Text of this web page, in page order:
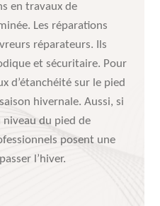
en travaux de
Les réparations
réparateurs. Ils
et sécuritaire. Pour
d’étanchéité sur le pied
hivernale. Aussi, si
du pied de
posent une
l’hiver.